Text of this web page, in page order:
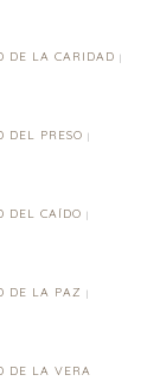
DE LA CARIDAD |
DEL PRESO |
DEL CAÍDO |
DE LA PAZ |
DE LA VERA